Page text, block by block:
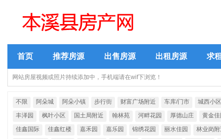
首页 推荐房源 出售房源 出租房源 求
网站房屋视频或照片持续添加中，手机端请在wif下浏览！
不限 阿朵城 阿朵小镇 步行街 财富广场附近 车库/门市
城西小区
丰泽园
枫叶小区 国土局附近 翰林苑 河畔花园 厚德山庄
黄金
佳鑫国际
佳鑫红楼 嘉禾园 嘉乐园 锦绣花园 丽水佳园
林业岗